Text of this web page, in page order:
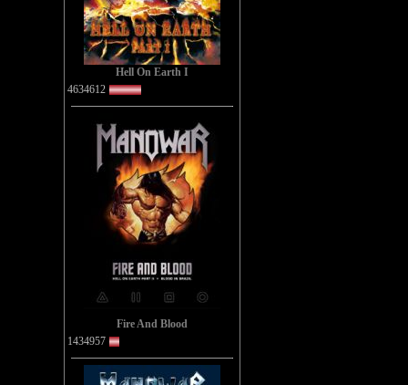
Hell On Earth I
4634612
Fire And Blood
1434957